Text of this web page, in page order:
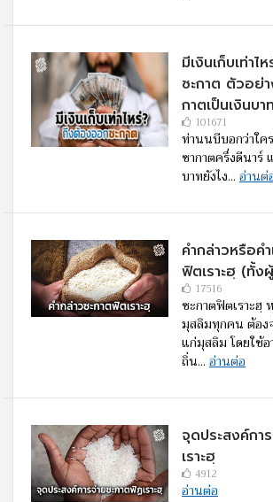
มีเงินเก็บเท่า
ซะกาต ตัวอย่
กาตเป็นเงินบ
101671
ท่านนบีบอกว่าใค
ซากาตครึ่งดีนาร์
บาทยังไง... อ่านต่
คํากล่าวหรือค
ฟิตเราะฮฺ (ทั้ง
17516
ซะกาตฟิตเราะฮฺ
มุสลิมทุกคน ต้อง
แก่มุสลิม โดยใช้
ถิ่น... อ่านต่อ
จุดประสงค์กา
เราะฮฺ
4912
อ่านต่อ